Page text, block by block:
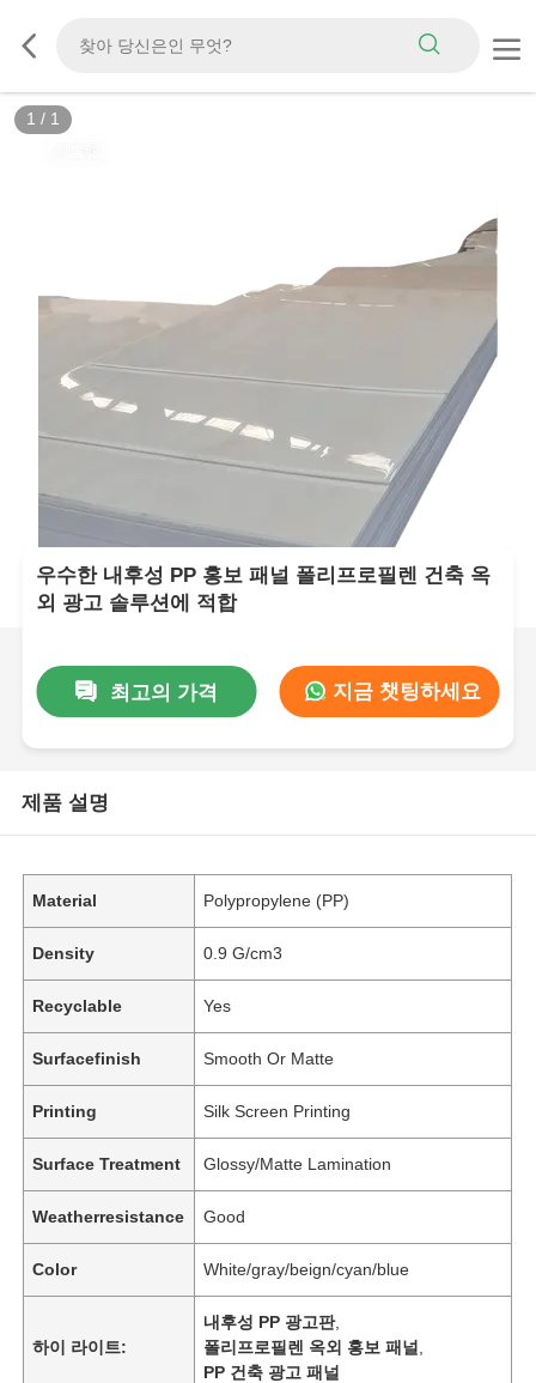
1 / 1
우수한 내후성 PP 홍보 패널 폴리프로필렌 건축 옥
외 광고 솔루션에 적합
최고의 가격 지금 챗팅하세요
제품 설명
Material Polypropylene (PP)
Density 0.9 G/cm3
Recyclable Yes
Surfacefinish Smooth Or Matte
Printing Silk Screen Printing
Surface Treatment Glossy/Matte Lamination
Weatherresistance Good
Color White/gray/beign/cyan/blue
하이 라이트:
내후성 PP 광고판,
폴리프로필렌 옥외 홍보 패널
PP 건축 광고 패널